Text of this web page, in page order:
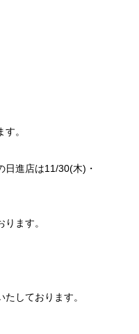
。
日進店は11/30(木)・
ます。
しております。